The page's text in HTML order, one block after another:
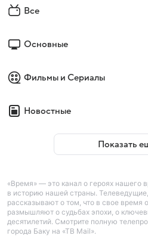
Все
Основные
Фильмы и Сериалы
Новостные
Показать
«Время» — это канал о героях нашего
в историю нашей страны.
рассказывают о том, что в свое время
размышляют о судьбах эпохи, о
десятилетий. Смотрите полную
города Баку на «ТВ Mail».